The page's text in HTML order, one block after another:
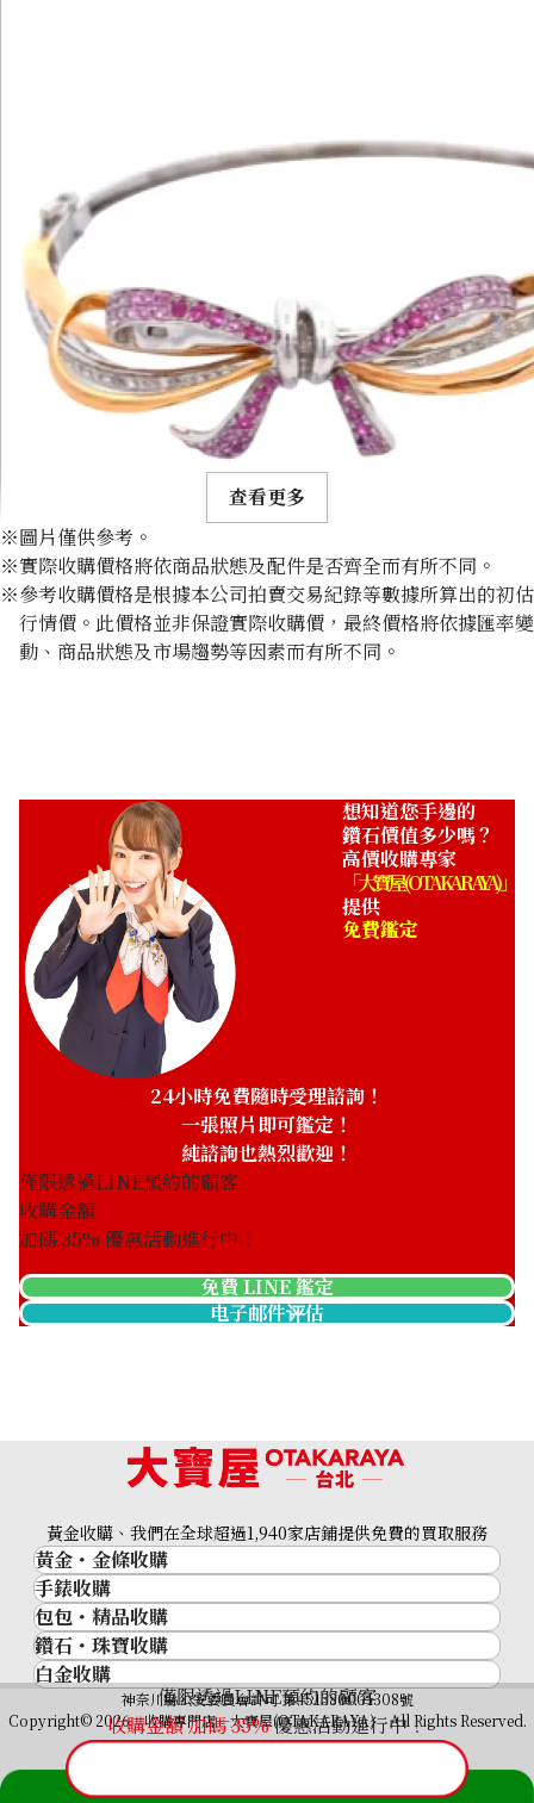
K18WG pink sapphire diamond 0.45ct
K18 diamond bracelet bangle
NTD 95,226
查看更多
※圖片僅供參考。
※實際收購價格將依商品狀態及配件是否齊全而有所不同。
※參考收購價格是根據本公司拍賣交易紀錄等數據所算出的初估
行情價。此價格並非保證實際收購價，最終價格將依據匯率變
動、商品狀態及市場趨勢等因素而有所不同。
想知道您手邊的
鑽石價值多少嗎？
高價收購專家
「大寶屋 (OTAKARAYA)」
提供
免費鑑定
24小時免費隨時受理諮詢！
一張照片即可鑑定！
純諮詢也熱烈歡迎！
僅限透過LINE預約的顧客
收購金額
加碼35% 優惠活動進行中！
免費 LINE 鑑定
电子邮件评估
僅限透過LINE預約的顧客
收購金額 加碼35%優惠活動進行中！
黃金收購、我們在全球超過1,940家店鋪提供免費的買取服務
黃金・金條收購
黃金與貴金屬
金的錠
金幣
黃金過去10年
黃金飾品
黃金戒指
黃金項鍊
手錶收購
名牌手錶
Rolex
Patek Philippe
Audemars Piguet
Vacheron Constantin
A. Lange & Söhne
包包・精品收購
品牌精品
Cartier
LOUIS VUITTON
Hermès
CELINE
鑽石・珠寶收購
鑽石･珠寶
祖母綠（翠玉）
紅寶石（紅玉）
白金收購
神奈川縣公安委員會許可 第451380001308號
Copyright© 2026 收購專門店—大寶屋(OTAKARAYA) All Rights Reserved.